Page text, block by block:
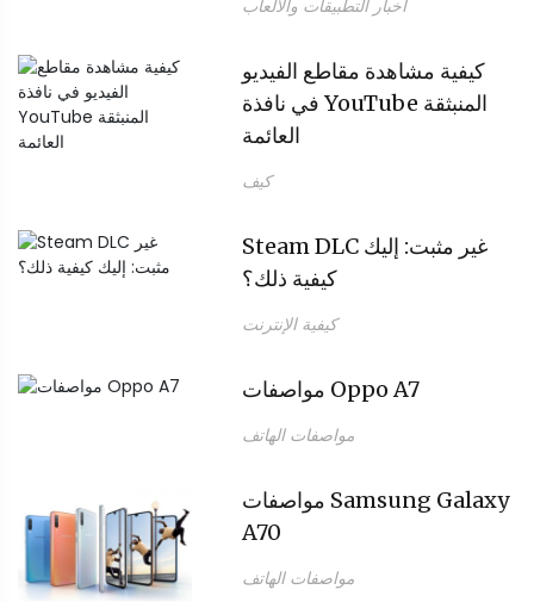
أخبار التطبيقات والألعاب
كيفية مشاهدة مقاطع الفيديو
في نافذة YouTube المنبثقة
العائمة
كيف
Steam DLC غير مثبت: إليك
كيفية ذلك؟
كيفية الإنترنت
مواصفات Oppo A7
مواصفات الهاتف
مواصفات Samsung Galaxy
A70
مواصفات الهاتف